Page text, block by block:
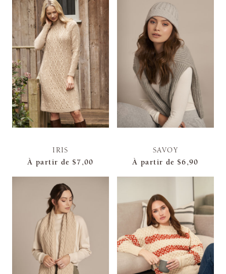
IRIS
À partir de $7,00
SAVOY
À partir de $6,90